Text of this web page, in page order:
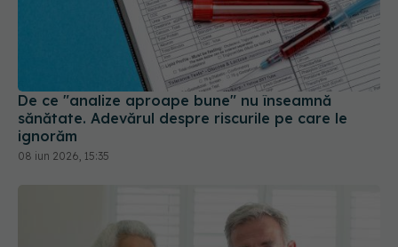
De ce "analize aproape bune" nu înseamnă
sănătate. Adevărul despre riscurile pe care le
ignorăm
08 iun 2026, 15:35